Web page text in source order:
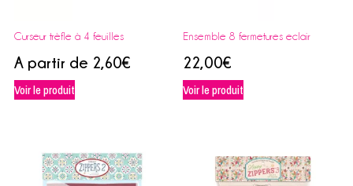
Curseur trèfle à 4 feuilles
A partir de 2,60€
Voir le produit
Ensemble 8 fermetures eclair
22,00€
Voir le produit